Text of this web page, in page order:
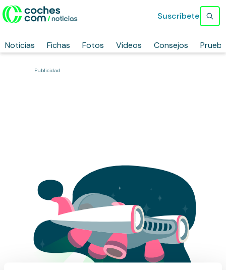
Noticias Fichas Fotos Vídeos Consejos
Suscríbete
Publicidad